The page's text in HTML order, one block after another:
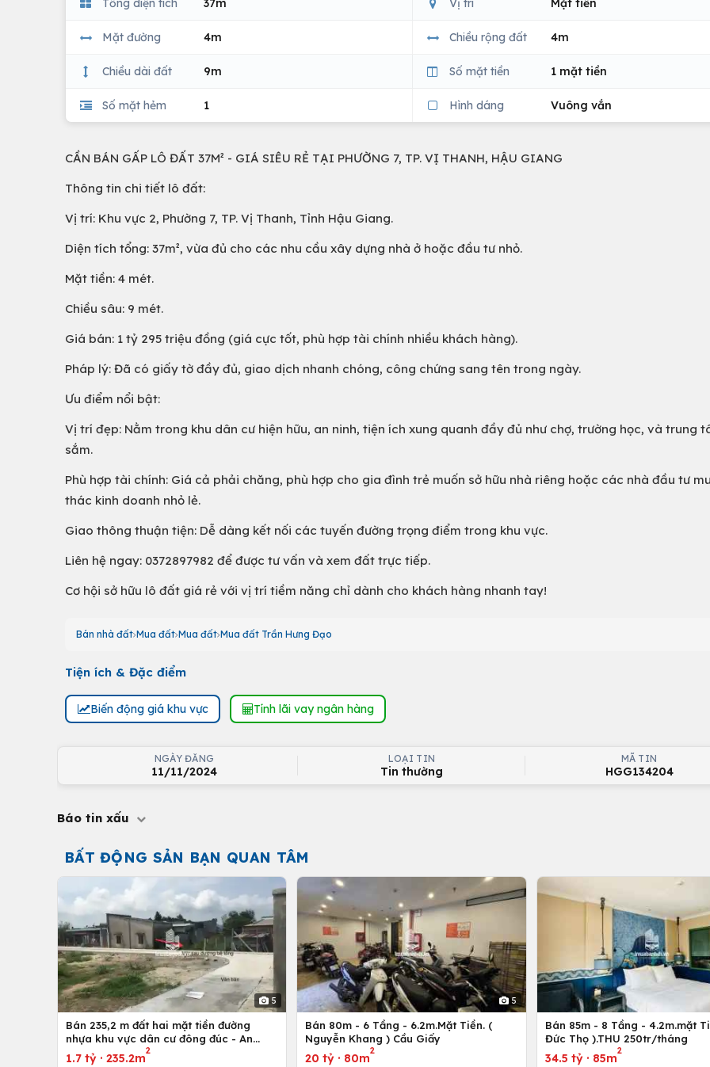
Mặt đường 4m Chiều rộng đất 4m
Chiều dài đất 9m Số mặt tiền 1 mặt tiền
Số mặt hẻm 1 Hình dáng Vuông vắn
CẦN BÁN GẤP LÔ ĐẤT 37M² - GIÁ SIÊU RẺ TẠI PHƯỜNG 7, TP. VỊ THANH, HẬU GIANG
Thông tin chi tiết lô đất:
Vị trí: Khu vực 2, Phường 7, TP. Vị Thanh, Tỉnh Hậu Giang.
Diện tích tổng: 37m², vừa đủ cho các nhu cầu xây dựng nhà ở hoặc đầu tư nhỏ.
Mặt tiền: 4 mét.
Chiều sâu: 9 mét.
Giá bán: 1 tỷ 295 triệu đồng (giá cực tốt, phù hợp tài chính nhiều khách hàng).
Pháp lý: Đã có giấy tờ đầy đủ, giao dịch nhanh chóng, công chứng sang tên trong ngày.
Ưu điểm nổi bật:
Vị trí đẹp: Nằm trong khu dân cư hiện hữu, an ninh, tiện ích xung quanh đầy đủ như chợ, trường học, và trung
sắm.
Phù hợp tài chính: Giá cả phải chăng, phù hợp cho gia đình trẻ muốn sở hữu nhà riêng hoặc các nhà đầu tư
thác kinh doanh nhỏ lẻ.
Giao thông thuận tiện: Dễ dàng kết nối các tuyến đường trọng điểm trong khu vực.
Liên hệ ngay: 0372897982 để được tư vấn và xem đất trực tiếp.
Cơ hội sở hữu lô đất giá rẻ với vị trí tiềm năng chỉ dành cho khách hàng nhanh tay!
Bán nhà đất Mua đất Mua đất Mua đất Trần Hưng Đạo
Tiện ích & Đặc điểm
Biến động giá khu vực Tính lãi vay ngân hàng
NGÀY ĐĂNG
11/11/2024
LOẠI TIN
Tin thường
MÃ TIN
HGG134204
Báo tin xấu
BẤT ĐỘNG SẢN BẠN QUAN TÂM
5
Bán 235,2 m đất hai mặt tiền đường
nhựa khu vực dân cư đông đúc - An
nhứt-Long Điền - Bà Rịa
1.7 tỷ · 235.2m
2
5
Bán 80m - 6 Tầng - 6.2m.Mặt Tiền. (
Nguyễn Khang ) Cầu Giấy
20 tỷ · 80m
2
Bán 85m - 8 Tầng - 4.2m.mặt
Đức Thọ ).THU 250tr/tháng
34.5 tỷ· 85m
2